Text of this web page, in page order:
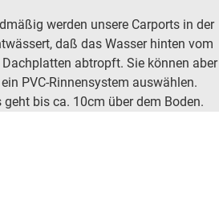
werden unsere Carports in der
daß das Wasser hinten vom
Dachplatten abtropft. Sie können aber
PVC-Rinnensystem auswählen.
geht bis ca. 10cm über dem Boden.